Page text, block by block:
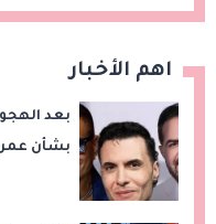
اهم الأخبار
بعد
بشأن